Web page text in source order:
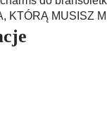
KTÓRĄ MUSISZ